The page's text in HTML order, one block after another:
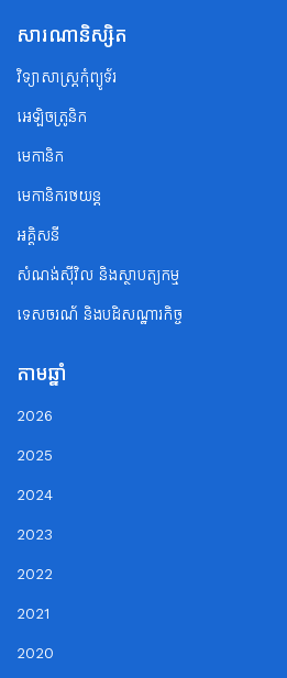
សារណានិស្សិត
វិទ្យាសាស្ត្រកុំព្យូទ័រ
អេឡិចត្រូនិក
មេកានិក
មេកានិករថយន្ត
អគ្គិសនី
សំណង់ស៊ីវិល និងស្ថាបត្យកម្ម
ទេសចរណ័ និងបដិសណ្ឋារកិច្ច
តាមឆ្នាំ
2026
2025
2024
2023
2022
2021
2020